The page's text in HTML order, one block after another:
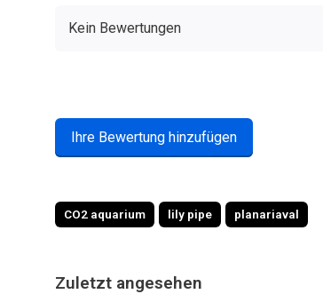
Kein Bewertungen
Ihre Bewertung hinzufügen
CO2 aquarium lily pipe planariaval
Zuletzt angesehen